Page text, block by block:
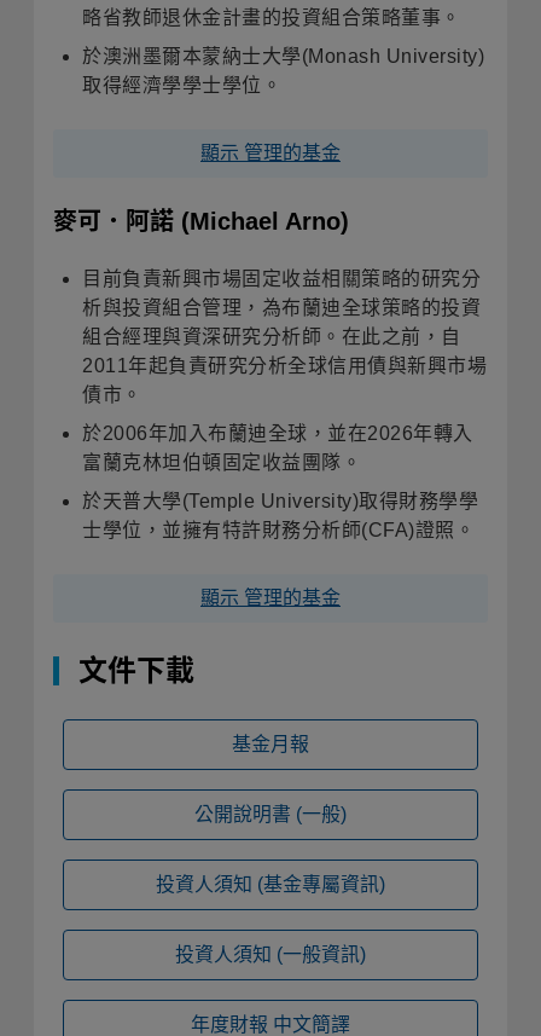
略省教師退休金計畫的投資組合策略董事。
於澳洲墨爾本蒙納士大學(Monash University)
取得經濟學學士學位。
顯示 管理的基金
麥可．阿諾 (Michael Arno)
目前負責新興市場固定收益相關策略的研究分
析與投資組合管理，為布蘭迪全球策略的投資
組合經理與資深研究分析師。在此之前，自
2011年起負責研究分析全球信用債與新興市場
債市。
於2006年加入布蘭迪全球，並在2026年轉入
富蘭克林坦伯頓固定收益團隊。
於天普大學(Temple University)取得財務學學
士學位，並擁有特許財務分析師(CFA)證照。
顯示 管理的基金
文件下載
基金月報
公開說明書 (一般)
投資人須知 (基金專屬資訊)
投資人須知 (一般資訊)
年度財報 中文簡譯